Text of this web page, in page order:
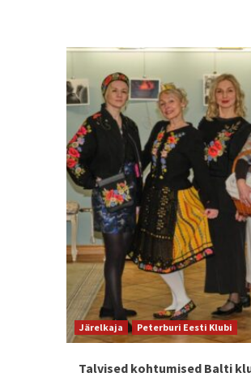
Järelkaja Peterburi Eesti Klubi
Talvised kohtumised Balti